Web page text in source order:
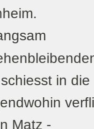
in die
Matz -